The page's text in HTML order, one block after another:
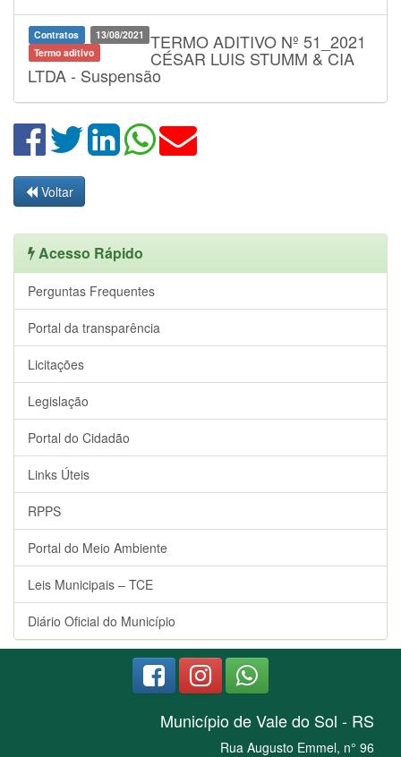
Contratos
13/08/2021
Termo aditivo
TERMO ADITIVO Nº 51_2021
CÉSAR LUIS STUMM & CIA
LTDA - Suspensão
Voltar
Acesso Rápido
Perguntas Frequentes
Portal da transparência
Licitações
Legislação
Portal do Cidadão
Links Úteis
RPPS
Portal do Meio Ambiente
Leis Municipais – TCE
Diário Oficial do Município
Município de Vale do Sol - RS
Rua Augusto Emmel, n° 96